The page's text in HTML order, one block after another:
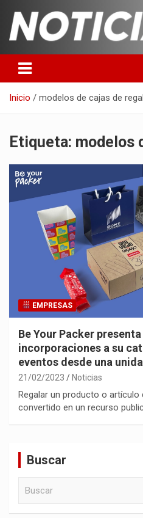
contenido
Noticias en
Inicio modelos de cajas de
Etiqueta: modelos
EMPRESAS
Be Your Packer
incorporaciones a su
eventos desde una
21/02/2023 Noticias
Regalar un producto o artículo
convertido en un recurso
Buscar